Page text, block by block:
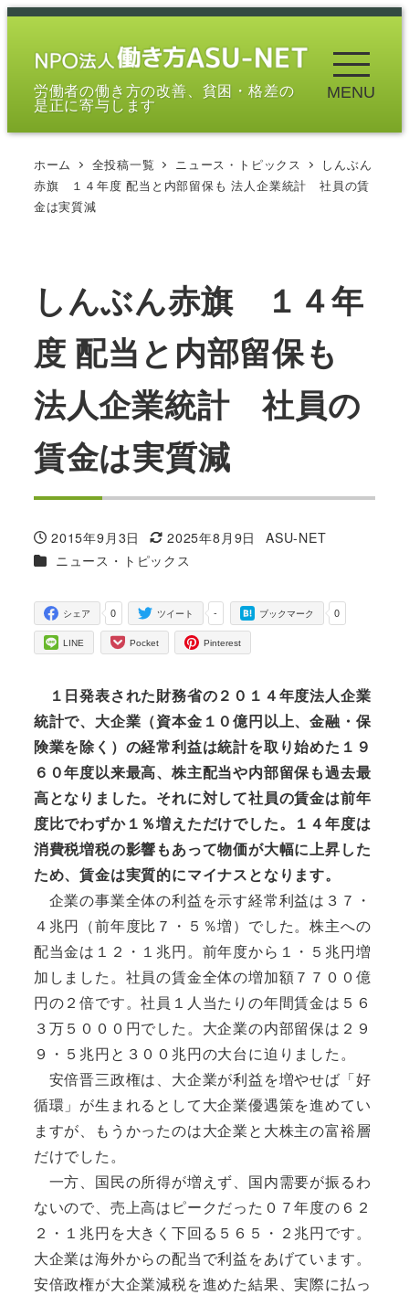
メ
労働者の働き方の改善、貧困・格差の
是正に寄与します
MENU
ホーム 全投稿一覧 ニュース・トピックス
しんぶん
赤旗 １４年度 配当と内部留保も 法人企業統計 社員の賃
金は実質減
しんぶん赤旗 １４年
度 配当と内部留保も
法人企業統計 社員の
賃金は実質減
投稿日
2015年9月3日
更新日
2025年8月9日
著
ASU-NET
カテゴリー
ニュース・トピックス
0
シェア -
ツイート 0
ブックマーク
LINE Pocket Pinterest
１日発表された財務省の２０１４年度法人企業
統計で、大企業（資本金１０億円以上、金融・保
険業を除く）の経常利益は統計を取り始めた１９
６０年度以来最高、株主配当や内部留保も過去最
高となりました。それに対して社員の賃金は前年
度比でわずか１％増えただけでした。１４年度は
消費税増税の影響もあって物価が大幅に上昇した
ため、賃金は実質的にマイナスとなります。
企業の事業全体の利益を示す経常利益は３７・
４兆円（前年度比７・５％増）でした。株主への
配当金は１２・１兆円。前年度から１・５兆円増
加しました。社員の賃金全体の増加額７７００億
円の２倍です。社員１人当たりの年間賃金は５６
３万５０００円でした。大企業の内部留保は２９
９・５兆円と３００兆円の大台に迫りました。
安倍晋三政権は、大企業が利益を増やせば「好
循環」が生まれるとして大企業優遇策を進めてい
ますが、もうかったのは大企業と大株主の富裕層
だけでした。
一方、国民の所得が増えず、国内需要が振るわ
ないので、売上高はピークだった０７年度の６２
２・１兆円を大きく下回る５６５・２兆円です。
大企業は海外からの配当で利益をあげています。
安倍政権が大企業減税を進めた結果、実際に払っ